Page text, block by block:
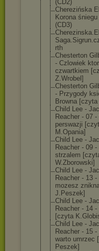
(CD2)
Cherezińska
Korona
(CD3)
Cherezinska.El
Saga.Si
rth
Chesterton
- Czlowiek
czwartkiem
Z.Wrobel]
Chesterton
- Przygody
Browna [czyta
Child Lee -
Reacher - 07 -
perswazji
M.Opania]
Child Lee -
Reacher - 09
strzalem
W.Zborowski]
Child Lee -
Reacher - 13
mozesz
J.Peszek]
Child Lee -
Reacher - 14
[czyta
Child Lee -
Reacher - 15
warto umrzec
Peszek]